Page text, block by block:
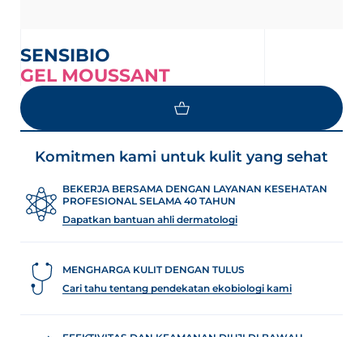
SENSIBIO
GEL MOUSSANT
Komitmen kami untuk kulit yang sehat
BEKERJA BERSAMA DENGAN LAYANAN KESEHATAN
PROFESIONAL SELAMA 40 TAHUN
Dapatkan bantuan ahli dermatologi
MENGHARGA KULIT DENGAN TULUS
Cari tahu tentang pendekatan ekobiologi kami